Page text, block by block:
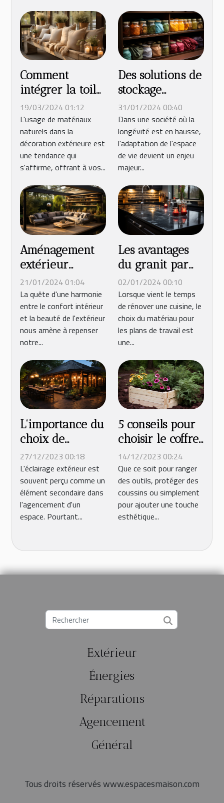
Comment
intégrer la toile
de jute dans
l'aménagement
de votre
terrasse
extérieure
19/03/2024 01:12
L'usage de matériaux
naturels dans la
décoration extérieure est
une tendance qui
s'affirme, offrant à vos...
Des solutions de
stockage
pratiques pour
les seniors afin
de réduire le
désordre
31/01/2024 00:40
Dans une société où la
longévité est en hausse,
l'adaptation de l'espace
de vie devient un enjeu
majeur...
Aménagement
extérieur
moderne :
Comment
intégrer une
pergola pour
optimiser votre
en plein air
21/01/2024 01:04
La quête d'une harmonie
entre le confort intérieur
et la beauté de l'extérieur
nous amène à repenser
notre...
Les avantages
du granit par
rapport aux
autres
matériaux pour
les plans de
travail de
02/01/2024 00:10
Lorsque vient le temps
de rénover une cuisine, le
choix du matériau pour
les plans de travail est
une...
L'importance du
choix de
l'éclairage dans
l'agencement
d'un espace
extérieur
27/12/2023 00:18
L'éclairage extérieur est
souvent perçu comme un
élément secondaire dans
l'agencement d'un
espace. Pourtant...
5 conseils pour
choisir le coffre
en bois
extérieur idéal
pour votre
jardin
14/12/2023 00:24
Que ce soit pour ranger
des outils, protéger des
coussins ou simplement
pour ajouter une touche
esthétique...
Extérieur
Énergies
Réparations
Agencement
Général
Tous droits réservés www.espacesmaison.com